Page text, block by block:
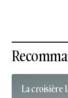
La croisière